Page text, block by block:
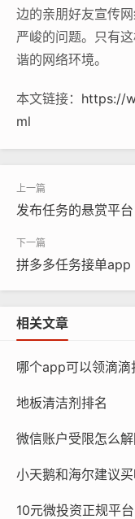
边的亲朋好友宣传
严峻的问题。只有
谐的网络环境。
本文链接： https://
ml
发布任务的悬赏平台
拼多多任务接单app
相关文章
哪个app可以领滴滴
地板清洁剂排名
微信账户受限怎么
小天鹅和海尔建议
10元微投资正规平台